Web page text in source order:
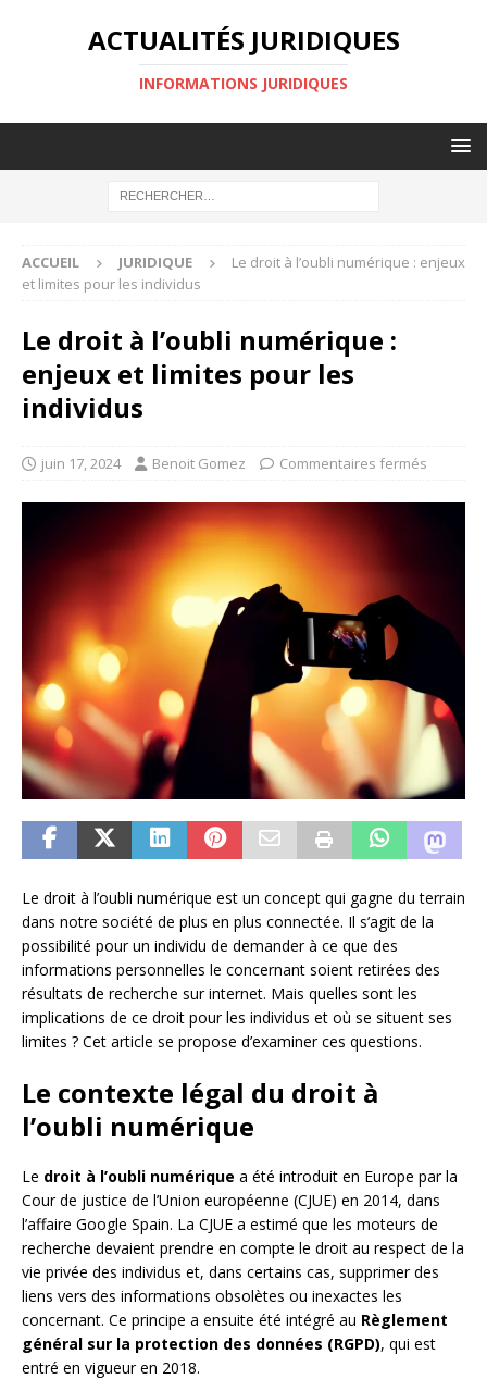
ACTUALITÉS JURIDIQUES
INFORMATIONS JURIDIQUES
ACCUEIL JURIDIQUE
Le droit à l’oubli numérique : enjeux
et limites pour les individus
Le droit à l’oubli numérique :
enjeux et limites pour les
individus
juin 17, 2024 Benoit Gomez Commentaires fermés
Le droit à l’oubli numérique est un concept qui gagne du terrain
dans notre société de plus en plus connectée. Il s’agit de la
possibilité pour un individu de demander à ce que des
informations personnelles le concernant soient retirées des
résultats de recherche sur internet. Mais quelles sont les
implications de ce droit pour les individus et où se situent ses
limites ? Cet article se propose d’examiner ces questions.
Le contexte légal du droit à
l’oubli numérique
Le droit à l’oubli numérique a été introduit en Europe par la
Cour de justice de l’Union européenne (CJUE) en 2014, dans
l’affaire Google Spain. La CJUE a estimé que les moteurs de
recherche devaient prendre en compte le droit au respect de la
vie privée des individus et, dans certains cas, supprimer des
liens vers des informations obsolètes ou inexactes les
concernant. Ce principe a ensuite été intégré au Règlement
général sur la protection des données (RGPD), qui est
entré en vigueur en 2018.